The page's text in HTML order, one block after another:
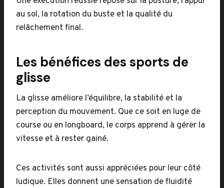
au sol, la rotation du buste et la qualité du
relâchement final.
Les bénéfices des sports de
glisse
La glisse améliore l’équilibre, la stabilité et la
perception du mouvement. Que ce soit en luge de
course ou en longboard, le corps apprend à gérer la
vitesse et à rester gainé.
Ces activités sont aussi appréciées pour leur côté
ludique. Elles donnent une sensation de fluidité